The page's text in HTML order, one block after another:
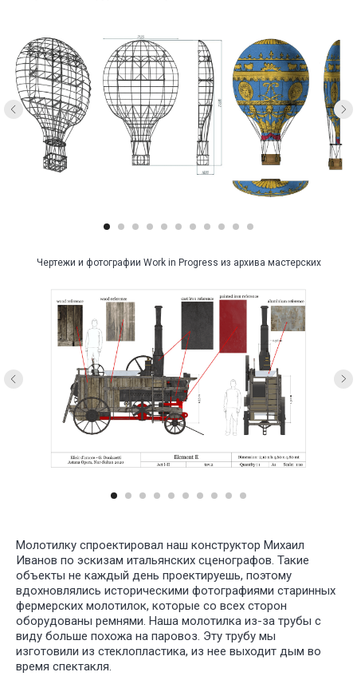
ДЛЯ
И
Чертежи и фотографии Work in Progress из архива мастерских
О динамических
объектах в
спектакле:
Молотилку спроектировал наш конструктор Михаил
Иванов по эскизам итальянских сценографов. Такие
объекты не каждый день проектируешь, поэтому
вдохновлялись историческими фотографиями старинных
фермерских молотилок, которые со всех сторон
оборудованы ремнями. Наша молотилка из-за трубы с
виду больше похожа на паровоз. Эту трубу мы
изготовили из стеклопластика, из нее выходит дым во
время спектакля.